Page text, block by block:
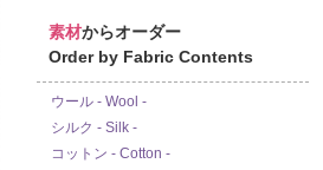
素材からオーダー
Order by Fabric Contents
ウール - Wool -
シルク - Silk -
コットン - Cotton -